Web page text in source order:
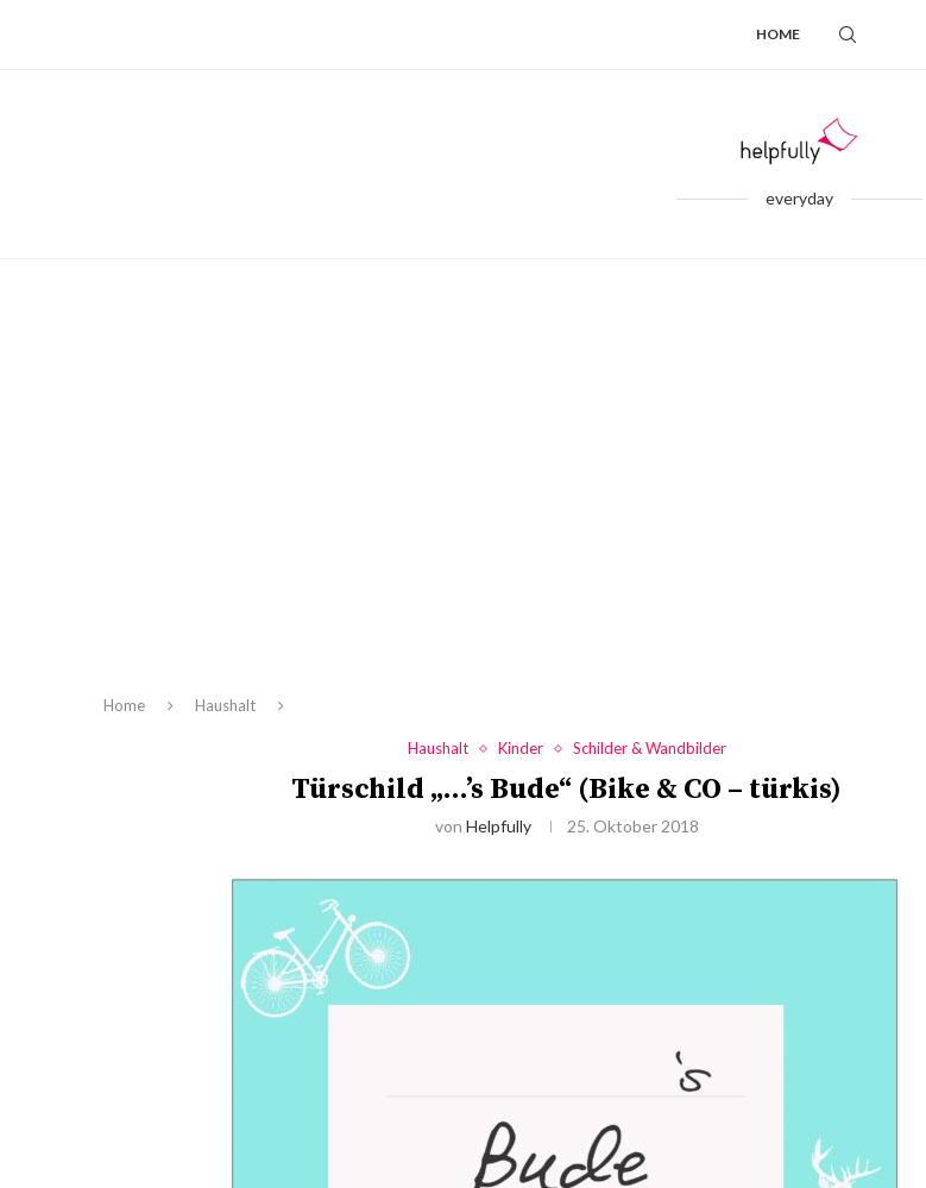
HOME
everyday
Home Haushalt
Haushalt Kinder Schilder & Wandbilder
Türschild „…’s Bude“ (Bike & CO – türkis)
von Helpfully 25. Oktober 2018